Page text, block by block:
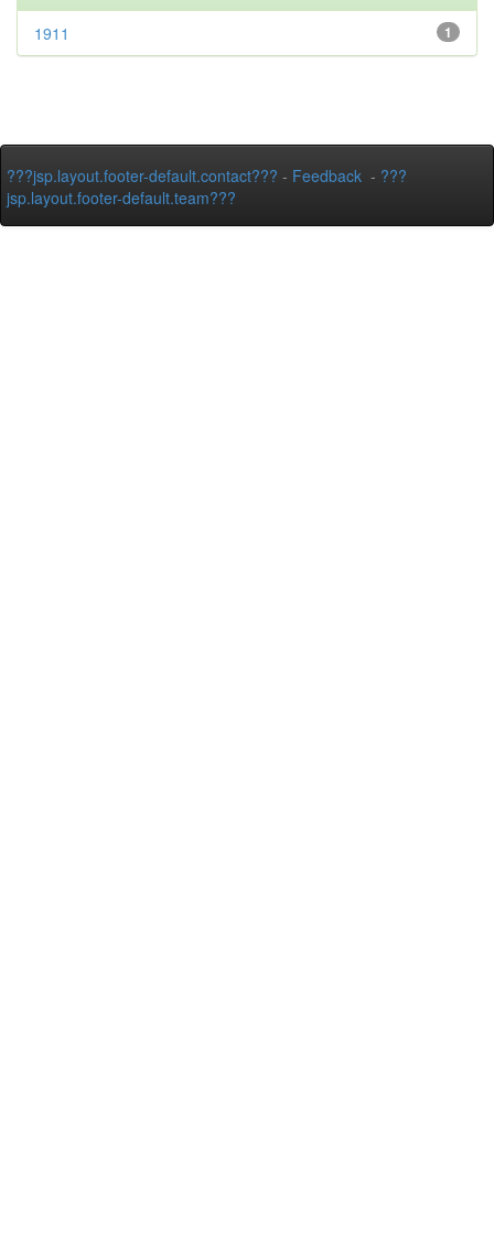
1
1911
???jsp.layout.footer-default.contact??? - Feedback - ???
jsp.layout.footer-default.team???